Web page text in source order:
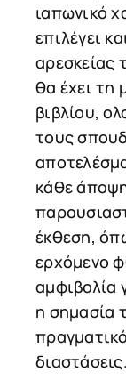
ιαπωνικό
επιλέγει
αρεσκείας
θα έχει τη
βιβλίου,
τους
κάθε
έκθεση,
ερχόμενο
αμφιβολία
η σημασία
διαστάσεις.